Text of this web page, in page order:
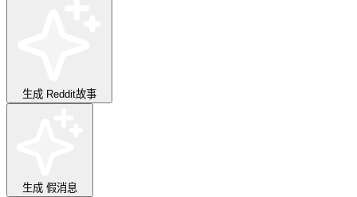
生成 Reddit故事
生成 假消息